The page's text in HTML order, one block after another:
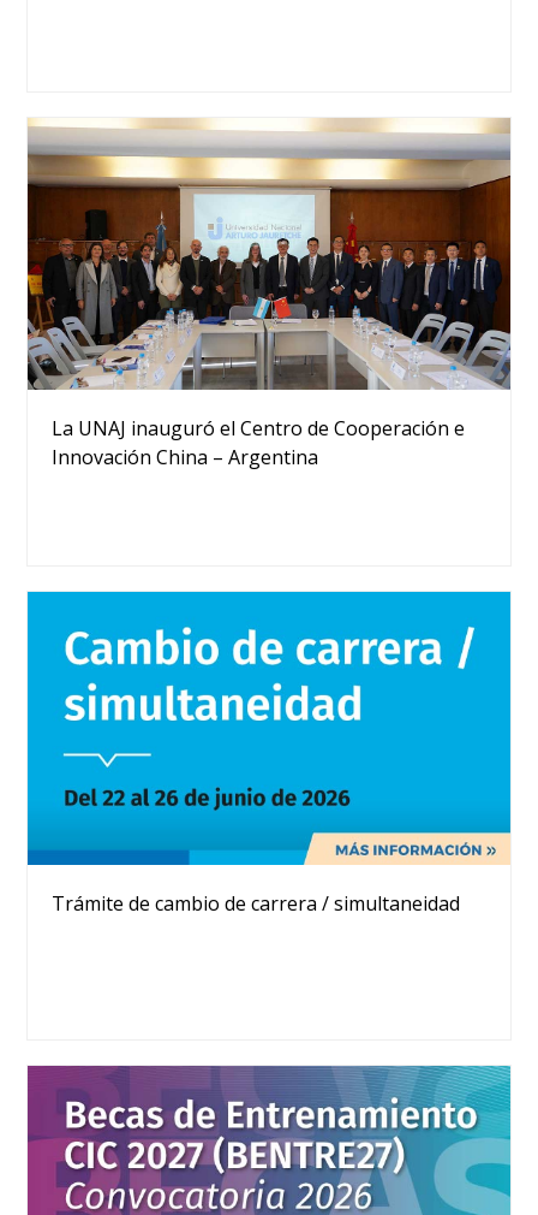
La UNAJ inauguró el Centro de Cooperación e
Innovación China – Argentina
Trámite de cambio de carrera / simultaneidad